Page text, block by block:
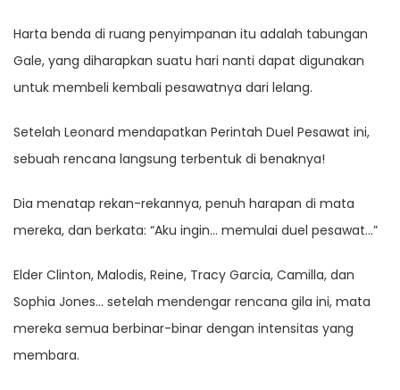
Harta benda di ruang penyimpanan itu adalah tabungan
Gale, yang diharapkan suatu hari nanti dapat digunakan
untuk membeli kembali pesawatnya dari lelang.
Setelah Leonard mendapatkan Perintah Duel Pesawat ini,
sebuah rencana langsung terbentuk di benaknya!
Dia menatap rekan-rekannya, penuh harapan di mata
mereka, dan berkata: “Aku ingin… memulai duel pesawat…”
Elder Clinton, Malodis, Reine, Tracy Garcia, Camilla, dan
Sophia Jones… setelah mendengar rencana gila ini, mata
mereka semua berbinar-binar dengan intensitas yang
membara.